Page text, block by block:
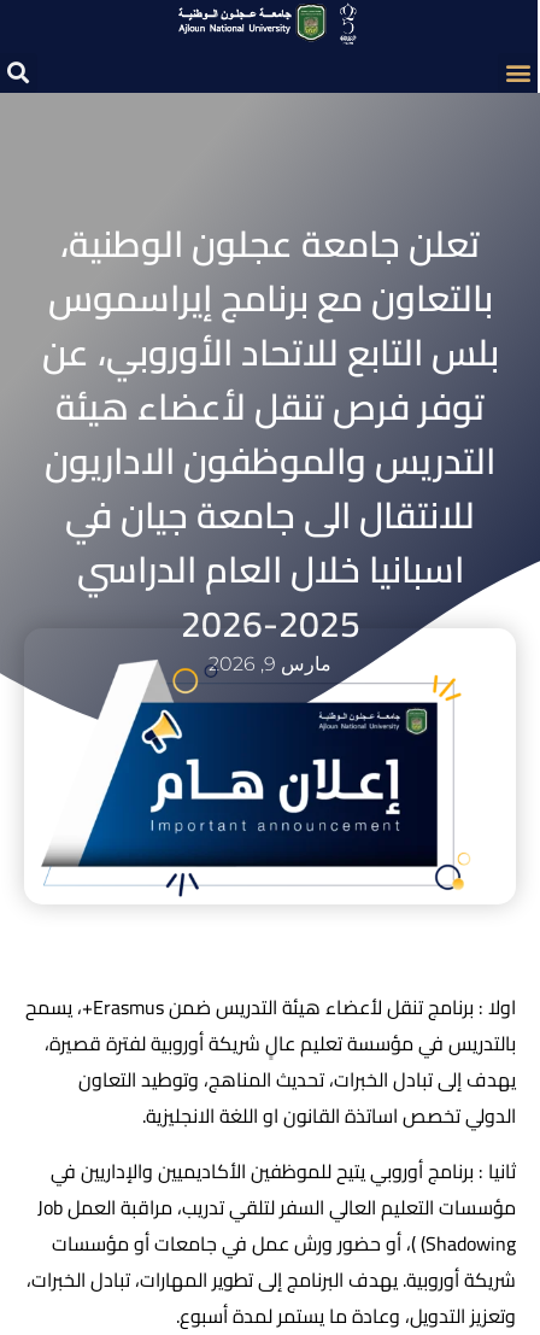
تعلن جامعة عجلون الوطنية،
بالتعاون مع برنامج إيراسموس
بلس التابع للاتحاد الأوروبي، عن
توفر فرص تنقل لأعضاء هيئة
التدريس والموظفون الاداريون
للانتقال الى جامعة جيان في
اسبانيا خلال العام الدراسي
2025-2026
مارس 9, 2026
اولا : برنامج تنقل لأعضاء هيئة التدريس ضمن Erasmus+، يسمح
بالتدريس في مؤسسة تعليم عالٍ شريكة أوروبية لفترة قصيرة،
يهدف إلى تبادل الخبرات، تحديث المناهج، وتوطيد التعاون
الدولي تخصص اساتذة القانون او اللغة الانجليزية.
ثانيا : برنامج أوروبي يتيح للموظفين الأكاديميين والإداريين في
مؤسسات التعليم العالي السفر لتلقي تدريب، مراقبة العمل Job
Shadowing) )، أو حضور ورش عمل في جامعات أو مؤسسات
شريكة أوروبية. يهدف البرنامج إلى تطوير المهارات، تبادل الخبرات،
وتعزيز التدويل، وعادة ما يستمر لمدة أسبوع.